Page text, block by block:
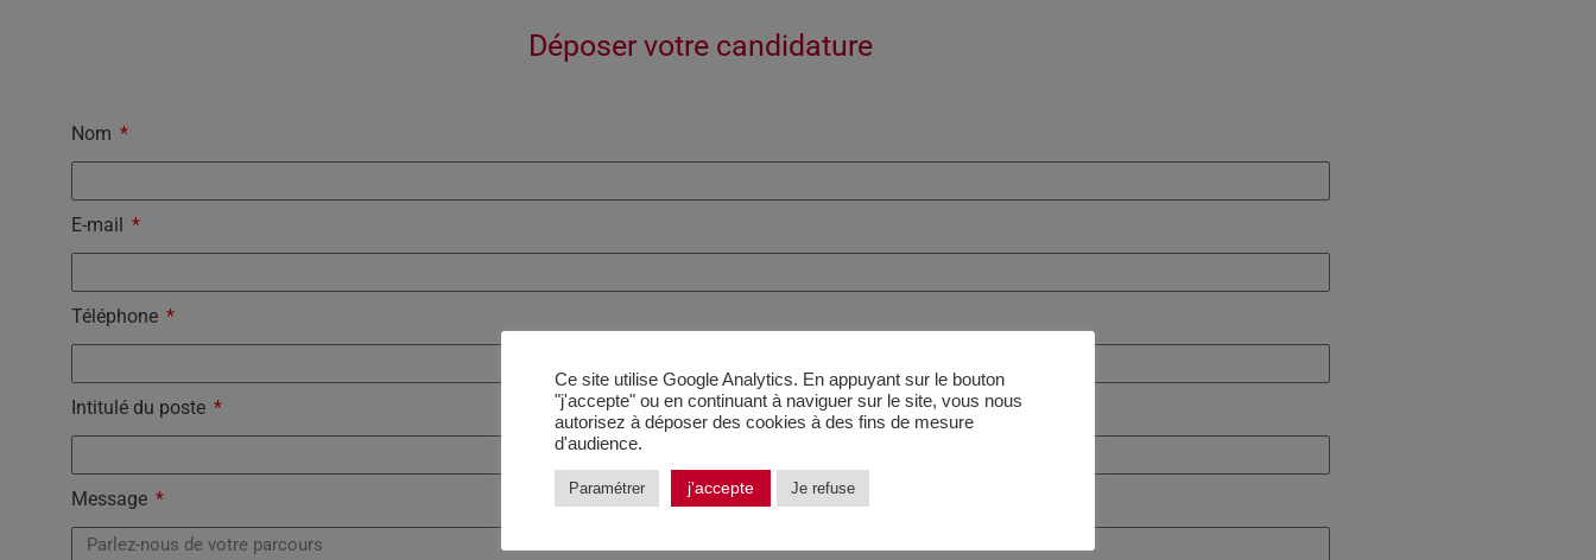
Déposer votre candidature
Nom
E-mail
Téléphone
Intitulé du poste
Message
Ce site utilise Google Analytics. En appuyant sur le bouton
"j'accepte" ou en continuant à naviguer sur le site, vous nous
autorisez à déposer des cookies à des fins de mesure
d'audience.
Paramétrer j'accepte Je refuse